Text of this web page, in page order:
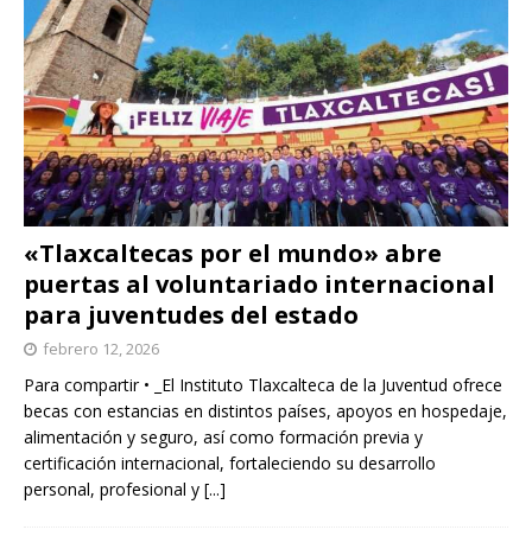
«Tlaxcaltecas por el mundo» abre
puertas al voluntariado internacional
para juventudes del estado
febrero 12, 2026
Para compartir • _El Instituto Tlaxcalteca de la Juventud ofrece
becas con estancias en distintos países, apoyos en hospedaje,
alimentación y seguro, así como formación previa y
certificación internacional, fortaleciendo su desarrollo
personal, profesional y [...]